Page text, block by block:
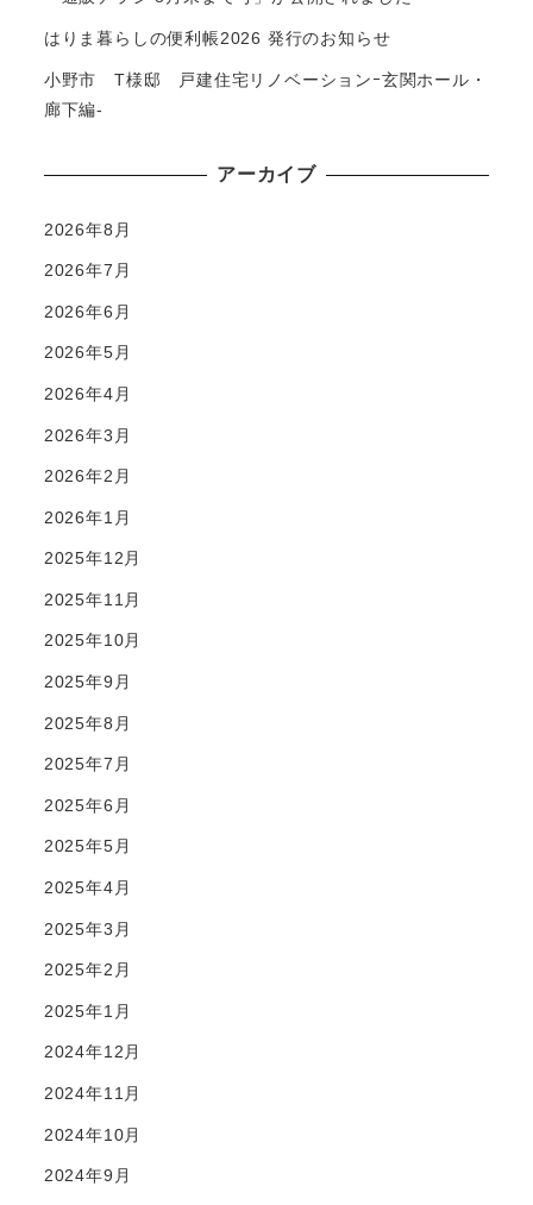
はりま暮らしの便利帳2026 発行のお知らせ
小野市 T様邸 戸建住宅リノベーションｰ玄関ホール・
廊下編-
アーカイブ
2026年8月
2026年7月
2026年6月
2026年5月
2026年4月
2026年3月
2026年2月
2026年1月
2025年12月
2025年11月
2025年10月
2025年9月
2025年8月
2025年7月
2025年6月
2025年5月
2025年4月
2025年3月
2025年2月
2025年1月
2024年12月
2024年11月
2024年10月
2024年9月